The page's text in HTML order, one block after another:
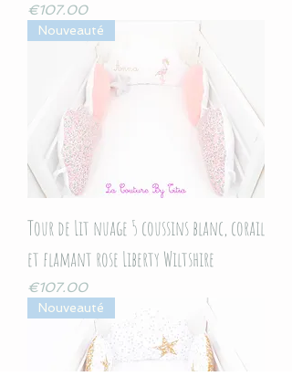
Price
€107.00
Nouveauté
Tour de Lit nuage 5 coussins blanc, corail
et flamant rose Liberty Wiltshire
Price
€107.00
Nouveauté